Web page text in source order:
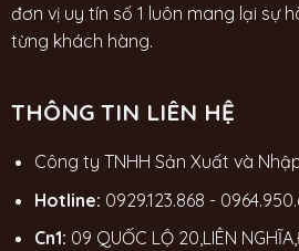
đơn vị uy tín số 1 luôn mang lại sự
từng khách hàng.
THÔNG TIN LIÊN HỆ
Công ty TNHH Sản Xuất và
Hotline: 0929.123.868 -
Cn1: 09 QUỐC LỘ 20,LIÊN